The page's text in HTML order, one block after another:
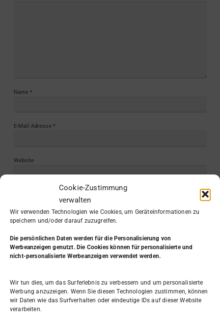
Cookie-Zustimmung
verwalten
Wir verwenden Technologien wie Cookies, um Geräteinformationen zu
speichern und/oder darauf zuzugreifen.
Die persönlichen Daten werden für die Personalisierung von
Werbeanzeigen genutzt. Die Cookies können für personalisierte und
nicht-personalisierte Werbeanzeigen verwendet werden.
Wir tun dies, um das Surferlebnis zu verbessern und um personalisierte
Werbung anzuzeigen. Wenn Sie diesen Technologien zustimmen, können
wir Daten wie das Surfverhalten oder eindeutige IDs auf dieser Website
verarbeiten.
Name *
E-Mail-Adresse *
Website
KATEGORIE
Aus dem Leben (7)
Beruf & Arbeit